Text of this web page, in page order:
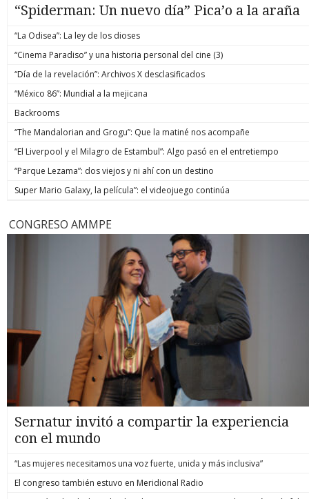
“Spiderman: Un nuevo día” Pica’o a la araña
“La Odisea”: La ley de los dioses
“Cinema Paradiso” y una historia personal del cine (3)
“Día de la revelación”: Archivos X desclasificados
“México 86”: Mundial a la mejicana
Backrooms
“The Mandalorian and Grogu”: Que la matiné nos acompañe
“El Liverpool y el Milagro de Estambul”: Algo pasó en el entretiempo
“Parque Lezama”: dos viejos y ni ahí con un destino
Super Mario Galaxy, la película”: el videojuego continúa
CONGRESO AMMPE
Sernatur invitó a compartir la experiencia
con el mundo
“Las mujeres necesitamos una voz fuerte, unida y más inclusiva”
El congreso también estuvo en Meridional Radio